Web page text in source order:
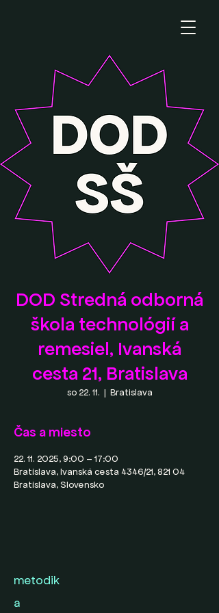
DOD Stredná odborná
škola technológií a
remesiel, Ivanská
cesta 21, Bratislava
so 22. 11.
  |
Bratislava
Čas a miesto
22. 11. 2025, 9:00 – 17:00
Bratislava, Ivanská cesta 4346/21, 821 04
Bratislava, Slovensko
metodik
a